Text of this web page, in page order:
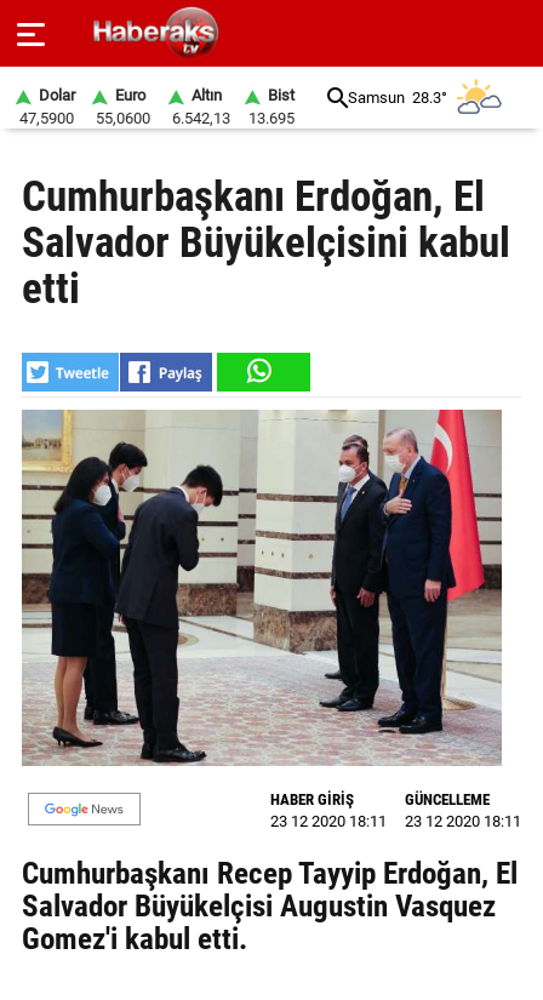
SPOR
YAŞAM
BELEDİYELER
SAĞLIK
SİYASET
EĞİTİM
GALERİ
VİDEO
YAZARLAR
BİZE
ULAŞIN
Künye
İletişim
Gizlilik
Sözleşmesi
Dolar
47,5900
Euro
55,0600
Altın
6.542,13
Bist
13.695
Samsun 28.3°
Cumhurbaşkanı Erdoğan, El
Salvador Büyükelçisini kabul
etti
HABER GİRİŞ
23 12 2020 18:11
GÜNCELLEME
23 12 2020 18:11
Cumhurbaşkanı Recep Tayyip Erdoğan, El
Salvador Büyükelçisi Augustin Vasquez
Gomez'i kabul etti.